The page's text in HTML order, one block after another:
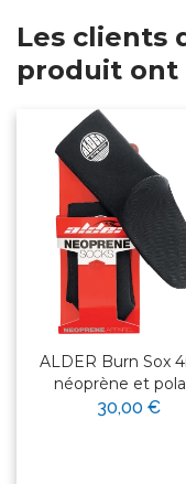
Les clients
produit ont
ALDER Burn Sox
néoprène et
30,00 €